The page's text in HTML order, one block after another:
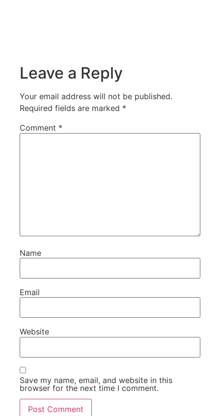
Leave a Reply
Your email address will not be published.
Required fields are marked *
Comment *
Name
Email
Website
Save my name, email, and website in this
browser for the next time I comment.